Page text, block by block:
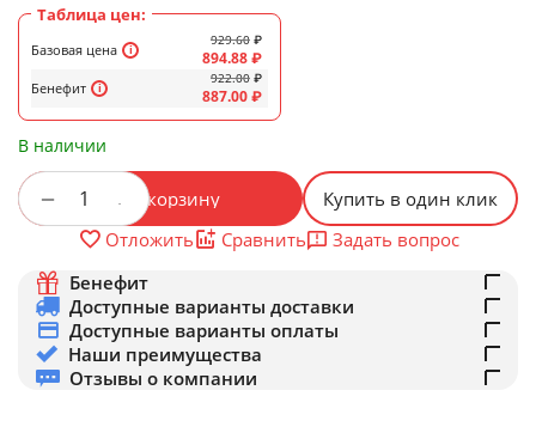
Таблица цен:
Базовая цена
Бенефит
929.60 ₽
894.88₽
922.00 ₽
887.00₽
В наличии
+
− В корзину
Купить в один клик
Отложить
Сравнить
Задать вопрос
Бенефит
Доступные варианты доставки
Доступные варианты оплаты
Наши преимущества
Отзывы о компании